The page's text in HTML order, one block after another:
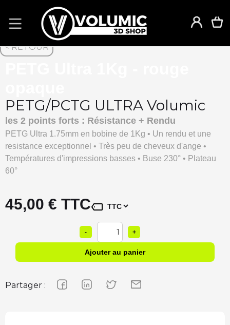
< RETOUR
PETG/PCTG ULTRA Volumic
les 2 points forts : Résistance + Rendu
PETG Ultra 1.75mm en bobine de 1Kg • Un rendu et une
resistance exceptionnel • Très peu de cheveux d'ange •
Températures d'impressions basses • Buse 230° • Plateau
60°
45,00 € TTC
- 1 +
Partager :